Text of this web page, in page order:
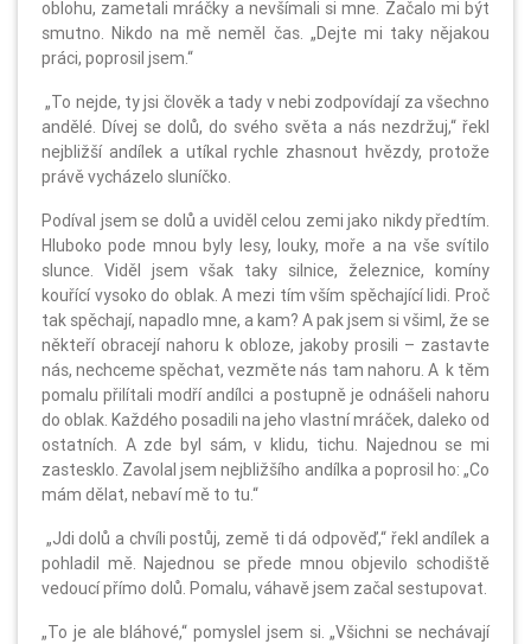
oblohu, zametali mráčky a nevšímali si mne. Začalo mi být
smutno. Nikdo na mě neměl čas. „Dejte mi taky nějakou
práci, poprosil jsem.“
„To nejde, ty jsi člověk a tady v nebi zodpovídají za všechno
andělé. Dívej se dolů, do svého světa a nás nezdržuj,“ řekl
nejbližší andílek a utíkal rychle zhasnout hvězdy, protože
právě vycházelo sluníčko.
Podíval jsem se dolů a uviděl celou zemi jako nikdy předtím.
Hluboko pode mnou byly lesy, louky, moře a na vše svítilo
slunce. Viděl jsem však taky silnice, železnice, komíny
kouřící vysoko do oblak. A mezi tím vším spěchající lidi. Proč
tak spěchají, napadlo mne, a kam? A pak jsem si všiml, že se
někteří obracejí nahoru k obloze, jakoby prosili – zastavte
nás, nechceme spěchat, vezměte nás tam nahoru. A k těm
pomalu přilítali modří andílci a postupně je odnášeli nahoru
do oblak. Každého posadili na jeho vlastní mráček, daleko od
ostatních. A zde byl sám, v klidu, tichu. Najednou se mi
zastesklo. Zavolal jsem nejbližšího andílka a poprosil ho: „Co
mám dělat, nebaví mě to tu.“
„Jdi dolů a chvíli postůj, země ti dá odpověď,“ řekl andílek a
pohladil mě. Najednou se přede mnou objevilo schodiště
vedoucí přímo dolů. Pomalu, váhavě jsem začal sestupovat.
„To je ale bláhové,“ pomyslel jsem si. „Všichni se nechávají